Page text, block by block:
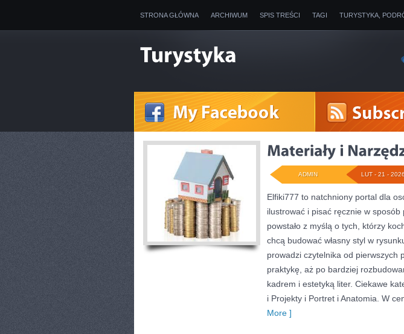
STRONA GŁÓWNA ARCHIWUM SPIS TREŚCI TAGI TURYSTYKA,
LUT - 21 -
ADMIN
Elfiki777 to natchniony portal dla
ilustrować i pisać ręcznie w sposób
powstało z myślą o tych, którzy
chcą budować własny styl w
prowadzi czytelnika od pierwszych
praktykę, aż po bardziej
kadrem i estetyką liter. Ciekawe
i Projekty i Portret i Anatomia. W
More ]